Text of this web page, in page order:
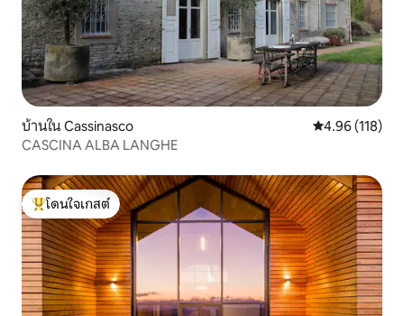
บ้านใน Cassinasco คะแนนเฉลี่ย
4.96 (118)
CASCINA ALBA LANGHE
โดนใจเกสต์ที่สุด
โดนใจเกสต์